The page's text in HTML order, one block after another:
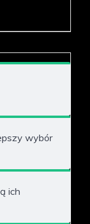
wybór
ich